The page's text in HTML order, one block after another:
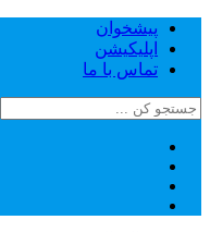
پیشخوان
اپلیکیشن
تماس با ما